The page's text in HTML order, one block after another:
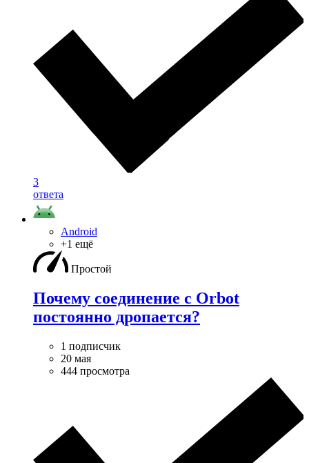
3
ответа
Android
+1 ещё
Простой
Почему соединение с Orbot
постоянно дропается?
1 подписчик
20 мая
444 просмотра